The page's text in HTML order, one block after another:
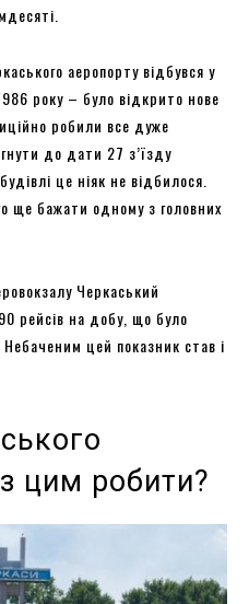
аеропорту відбувся у
року – було відкрито нове
робили все дуже
до дати 27 з’їзду
це ніяк не відбилося.
ще бажати одному з головних
Черкаський
рейсів на добу, що було
цей показник став і
цим робити?